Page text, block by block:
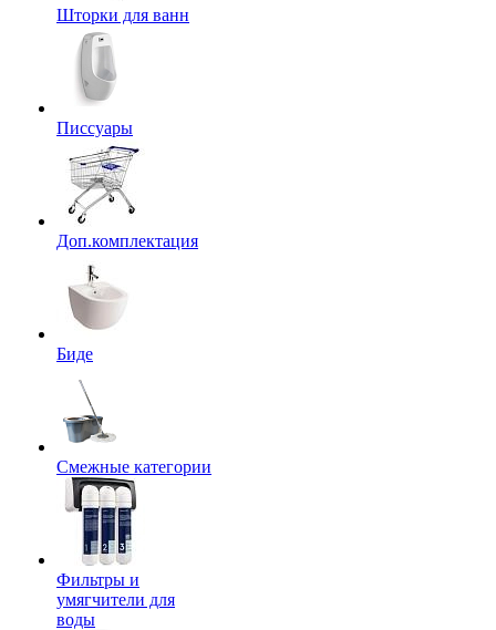
Шторки для ванн
Писсуары
Доп.комплектация
Биде
Смежные категории
Фильтры и
умягчители для
воды